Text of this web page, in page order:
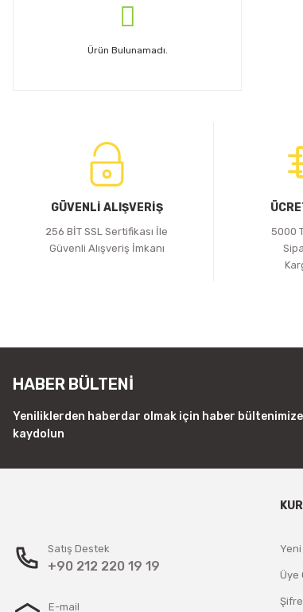
Ürün Bulunamadı.
GÜVENLİ ALIŞVERİŞ
256 BİT SSL Sertifikası İle
Güvenli Alışveriş İmkanı
5000
HABER BÜLTENİ
Yeniliklerden haberdar olmak için haber bültenimize
kaydolun
Satış Destek
+90 212 220 19 19
E-mail
Üye